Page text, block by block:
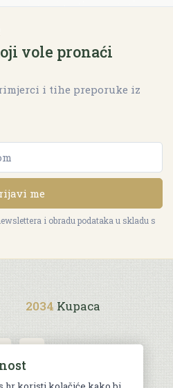
vole pronaći
i tihe preporuke iz
me
i obradu podataka u skladu s
2034 Kupaca